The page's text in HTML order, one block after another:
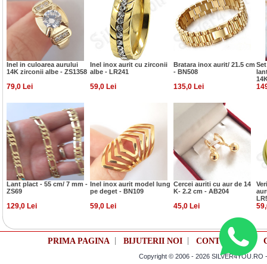
Inel in culoarea aurului
14K zirconii albe - ZS1358
Inel inox aurit cu zirconii
albe - LR241
Bratara inox aurit/ 21.5 cm
- BN508
79,0 Lei 59,0 Lei 135,0 Lei
Lant plact - 55 cm/ 7 mm -
ZS69
Inel inox aurit model lung
pe deget - BN109
Cercei auriti cu aur de 14
K- 2.2 cm - AB204
129,0 Lei 59,0 Lei 45,0 Lei
PRIMA PAGINA BIJUTERII NOI CONTUL TAU |
Copyright © 2006 - 2026